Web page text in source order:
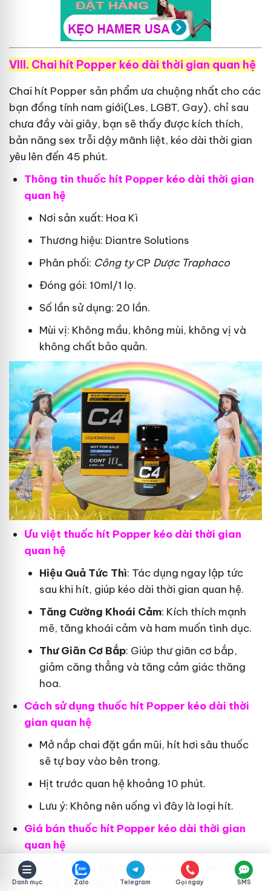
VIII. Chai hít Popper kéo dài thời gian quan hệ
Chai hít Popper sản phẩm ưa chuộng nhất cho các
bạn đồng tính nam giới(Les, LGBT, Gay), chỉ sau
chưa đầy vài giây, bạn sẽ thấy được kích thích,
bản năng sex trỗi dậy mãnh liệt, kéo dài thời gian
yêu lên đến 45 phút.
Thông tin thuốc hít Popper kéo dài thời gian
quan hệ
Nơi sản xuất: Hoa Kì
Thương hiệu: Diantre Solutions
Phân phối: Công tyCP Dược Traphaco
Đóng gói: 10ml/1 lọ.
Số lần sử dụng: 20 lần.
Mùi vị: Không mầu, không mùi, không vị và
không chất bảo quản.
Ưu việt thuốc hít Popper kéo dài thời gian
quan hệ
Hiệu Quả Tức Thì: Tác dụng ngay lập tức
sau khi hít, giúp kéo dài thời gian quan hệ.
Tăng Cường Khoái Cảm: Kích thích mạnh
mẽ, tăng khoái cảm và ham muốn tình dục.
Thư Giãn Cơ Bắp: Giúp thư giãn cơ bắp,
giảm căng thẳng và tăng cảm giác thăng
hoa.
Cách sử dụng thuốc hít Popper kéo dài thời
gian quan hệ
Mở nắp chai đặt gần mũi, hít hơi sâu thuốc
sẽ tự bay vào bên trong.
Hịt trước quan hệ khoảng 10 phút.
Lưu ý: Không nên uống vì đây là loại hít.
Giá bán thuốc hít Popper kéo dài thời gian
quan hệ
Công tyCP Dược Traphaco
niêm yết công
khai giá 450k/1 lọ.
Danh mục Zalo Telegram Gọi ngay SMS